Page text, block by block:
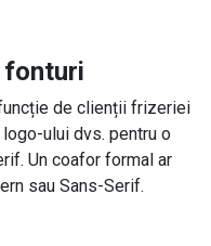
fonturi
de clienții frizeriei
ului dvs. pentru o
Un coafor formal ar
sau Sans-Serif.